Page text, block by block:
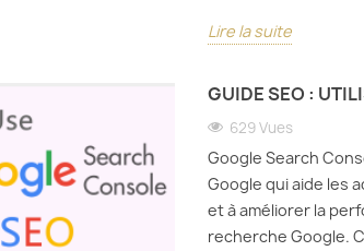
n'avons pas encore...Lire la suite
GUIDE SEO :
629 Vues
Google Search
Google qui aide les
et à améliorer la
recherche Google.